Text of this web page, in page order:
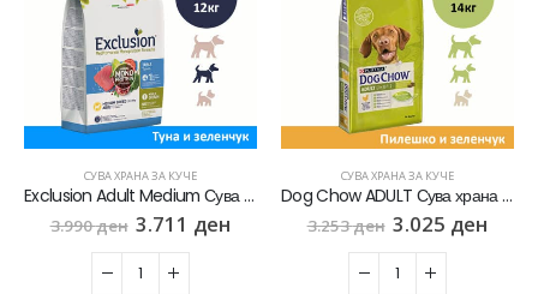
СУВА ХРАНА ЗА КУЧЕ
Exclusion Adult Medium Сува храна за Возрасни кучиња од Среден раст со Туна и зеленчук [Вреќа 12кг]
3.990ден 3.711 ден
СУВА ХРАНА ЗА КУЧЕ
Dog Chow ADULT Сува храна за Возрасни кучиња со Пилешко [Вреќа 14кг]
3.253ден 3.025 ден